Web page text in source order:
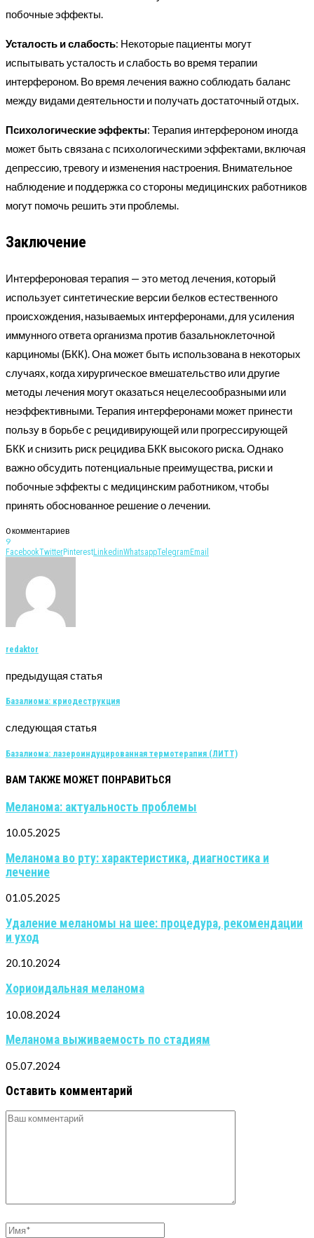
побочные эффекты.
Усталость и слабость: Некоторые пациенты могут
испытывать усталость и слабость во время терапии
интерфероном. Во время лечения важно соблюдать баланс
между видами деятельности и получать достаточный отдых.
Психологические эффекты: Терапия интерфероном иногда
может быть связана с психологическими эффектами, включая
депрессию, тревогу и изменения настроения. Внимательное
наблюдение и поддержка со стороны медицинских работников
могут помочь решить эти проблемы.
Заключение
Интерфероновая терапия — это метод лечения, который
использует синтетические версии белков естественного
происхождения, называемых интерферонами, для усиления
иммунного ответа организма против базальноклеточной
карциномы (БКК). Она может быть использована в некоторых
случаях, когда хирургическое вмешательство или другие
методы лечения могут оказаться нецелесообразными или
неэффективными. Терапия интерферонами может принести
пользу в борьбе с рецидивирующей или прогрессирующей
БКК и снизить риск рецидива БКК высокого риска. Однако
важно обсудить потенциальные преимущества, риски и
побочные эффекты с медицинским работником, чтобы
принять обоснованное решение о лечении.
0 комментариев
9
FacebookTwitterPinterestLinkedinWhatsappTelegram Email
redaktor
предыдущая статья
Базалиома: криодеструкция
следующая статья
Базалиома: лазероиндуцированная термотерапия (ЛИТТ)
ВАМ ТАКЖЕ МОЖЕТ ПОНРАВИТЬСЯ
Меланома: актуальность проблемы
10.05.2025
Меланома во рту: характеристика, диагностика и
лечение
01.05.2025
Удаление меланомы на шее: процедура, рекомендации
и уход
20.10.2024
Хориоидальная меланома
10.08.2024
Меланома выживаемость по стадиям
05.07.2024
Оставить комментарий